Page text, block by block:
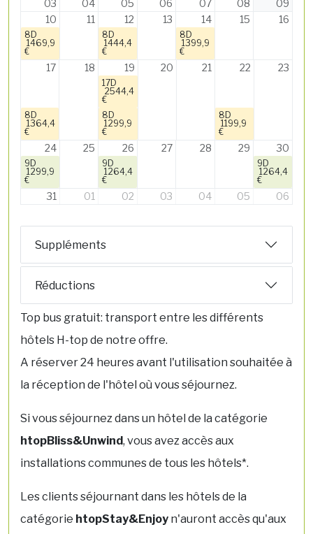
03 04 05 06 07 08
09
10
8D
1469,9
€
11 12
8D
1444,4
€
13 14
8D
1399,9
€
15 16
17
8D
1364,4
€
18 19
17D
2544,4
€
8D
1299,9
€
20 21 22
8D
1199,9
€
23
24
9D
1299,9
€
25 26
9D
1264,4
€
27 28 29 30
9D
1264,4
€
31 01 02 03 04 05 06
Suppléments
Réductions
Top bus gratuit: transport entre les différents
hôtels H-top de notre offre.
A réserver 24 heures avant l'utilisation souhaitée à
la réception de l'hôtel où vous séjournez.
Si vous séjournez dans un hôtel de la catégorie
htopBliss&Unwind, vous avez accès aux
installations communes de tous les hôtels*.
Les clients séjournant dans les hôtels de la
catégorie htopStay&Enjoy n'auront accès qu'aux